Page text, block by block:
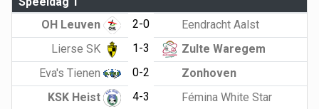
OH Leuven
2-0
Eendracht Aalst
Lierse SK
1-3
Zulte Waregem
Eva's Tienen
0-2
Zonhoven
KSK Heist
4-3
Fémina White Star